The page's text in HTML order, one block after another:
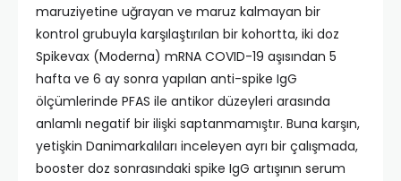
maruziyetine uğrayan ve maruz kalmayan bir
kontrol grubuyla karşılaştırılan bir kohortta, iki doz
Spikevax (Moderna) mRNA COVID-19 aşısından 5
hafta ve 6 ay sonra yapılan anti-spike IgG
ölçümlerinde PFAS ile antikor düzeyleri arasında
anlamlı negatif bir ilişki saptanmamıştır. Buna karşın,
yetişkin Danimarkalıları inceleyen ayrı bir çalışmada,
booster doz sonrasındaki spike IgG artışının serum